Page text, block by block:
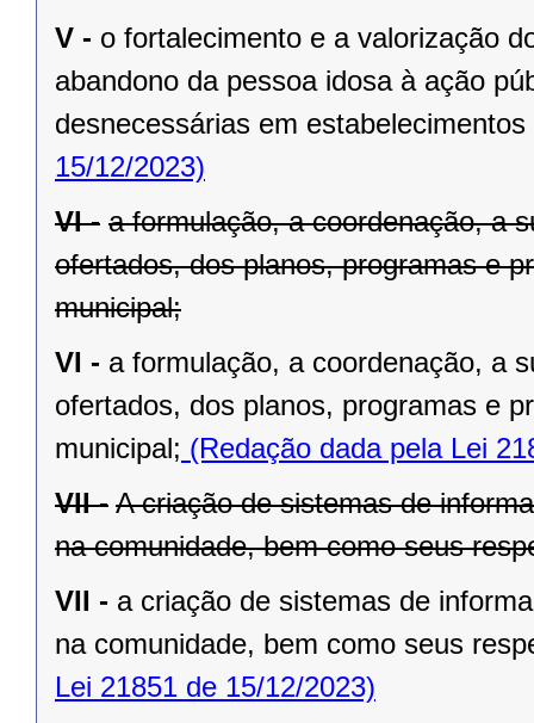
V - o fortalecimento e a valorização
abandono da pessoa idosa à ação
desnecessárias em
15/12/2023)
VI - a formulação, a coordenação, a
ofertados, dos planos, programas e
municipal;
VI - a formulação, a coordenação, a
ofertados, dos planos, programas e
municipal; (Redação dada pela Lei
VII - A criação de sistemas de
na comunidade, bem como seus
VII - a criação de sistemas de
na comunidade, bem como seus
Lei 21851 de 15/12/2023)